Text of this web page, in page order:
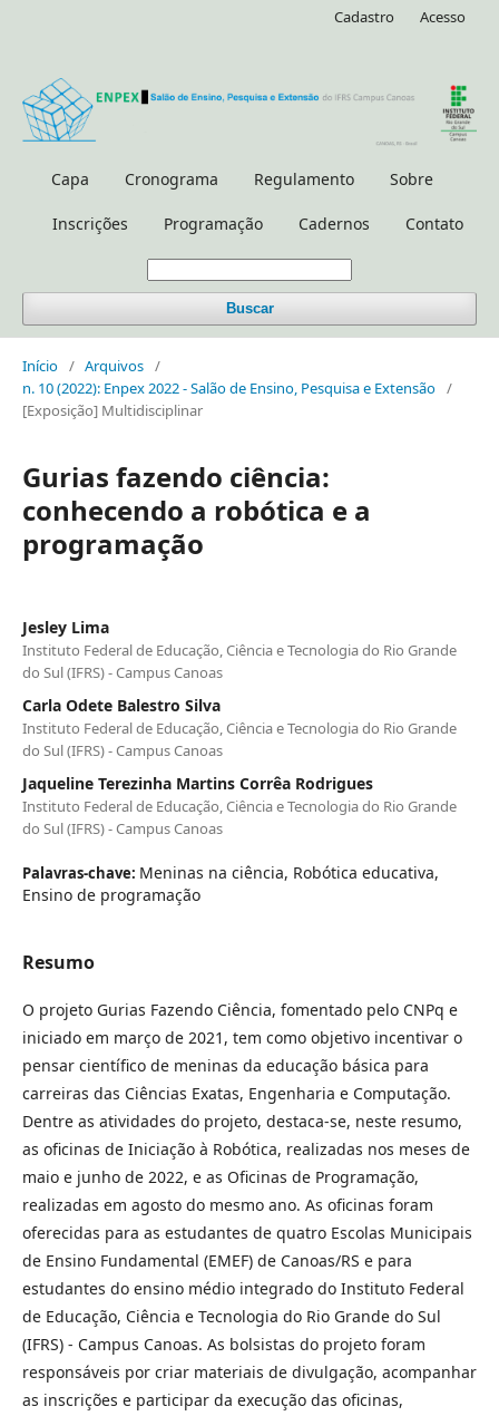
Capa Cronograma Regulamento Sobre
Inscrições Programação Cadernos Contato
Buscar
Cadastro Acesso
Início / Arquivos /
n. 10 (2022): Enpex 2022 - Salão de Ensino, Pesquisa e Extensão /
[Exposição] Multidisciplinar
Gurias fazendo ciência:
conhecendo a robótica e a
programação
Jesley Lima
Instituto Federal de Educação, Ciência e Tecnologia do Rio Grande
do Sul (IFRS) - Campus Canoas
Carla Odete Balestro Silva
Instituto Federal de Educação, Ciência e Tecnologia do Rio Grande
do Sul (IFRS) - Campus Canoas
Jaqueline Terezinha Martins Corrêa Rodrigues
Instituto Federal de Educação, Ciência e Tecnologia do Rio Grande
do Sul (IFRS) - Campus Canoas
Palavras-chave: Meninas na ciência, Robótica educativa,
Ensino de programação
Resumo
O projeto Gurias Fazendo Ciência, fomentado pelo CNPq e
iniciado em março de 2021, tem como objetivo incentivar o
pensar científico de meninas da educação básica para
carreiras das Ciências Exatas, Engenharia e Computação.
Dentre as atividades do projeto, destaca-se, neste resumo,
as oficinas de Iniciação à Robótica, realizadas nos meses de
maio e junho de 2022, e as Oficinas de Programação,
realizadas em agosto do mesmo ano. As oficinas foram
oferecidas para as estudantes de quatro Escolas Municipais
de Ensino Fundamental (EMEF) de Canoas/RS e para
estudantes do ensino médio integrado do Instituto Federal
de Educação, Ciência e Tecnologia do Rio Grande do Sul
(IFRS) - Campus Canoas. As bolsistas do projeto foram
responsáveis por criar materiais de divulgação, acompanhar
as inscrições e participar da execução das oficinas,